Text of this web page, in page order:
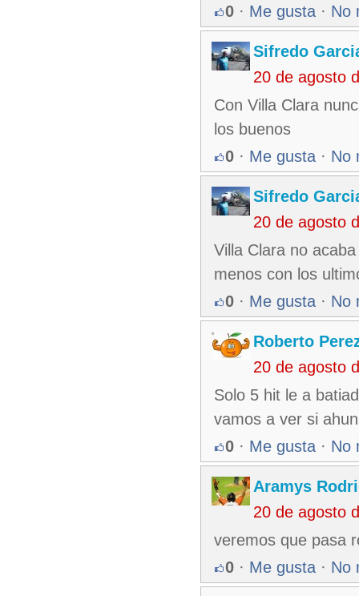
0 · Me gusta · No
Sifredo
20 de agosto
Con Villa Clara
los buenos
0 · Me gusta · No
Sifredo
20 de agosto
Villa Clara no
menos con los
0 · Me gusta · No
Roberto
20 de agosto
Solo 5 hit le a
vamos a ver si
0 · Me gusta · No
Aramys
20 de agosto
veremos que pasa
0 · Me gusta · No